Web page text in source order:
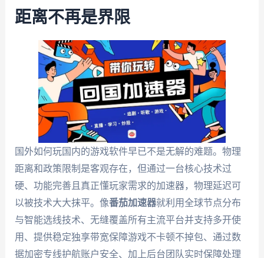
距离不再是界限
国外如何玩国内的游戏软件早已不是无解的难题。物理
距离和政策限制是客观存在，但通过一台核心技术过
硬、功能完善且真正懂玩家需求的加速器，物理延迟可
以被技术大大抹平。像番茄加速器就利用全球节点分布
与智能选线技术、无缝覆盖所有主流平台并支持多开使
用、提供稳定独享带宽保障游戏不卡顿不掉包、通过数
据加密专线护航账户安全、加上后台团队实时保障处理